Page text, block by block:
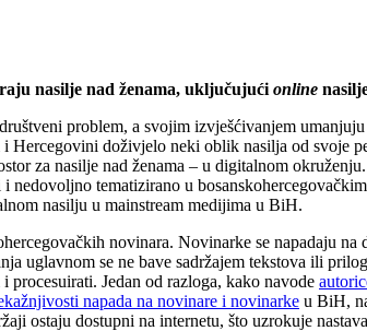
nasilje nad ženama, uključujući online
problem, a svojim izvješćivanjem
Hercegovini doživjelo neki oblik nasilja od svoje
za nasilje nad ženama – u digitalnom
tematizirano u
nasilju u mainstream medijima u BiH.
novinara. Novinarke se napadaju
uglavnom se ne bave sadržajem tekstova ili
Jedan od razloga, kako navode
napada na novinare i novinarke u BiH,
ostaju dostupni na internetu, što uzrokuje